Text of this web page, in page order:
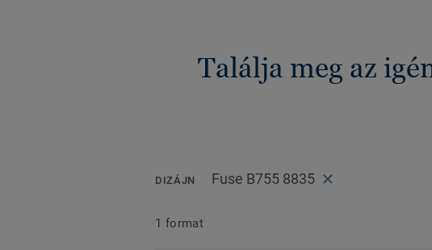
Találja meg az
DIZÁJN Fuse B755 8835
1 format